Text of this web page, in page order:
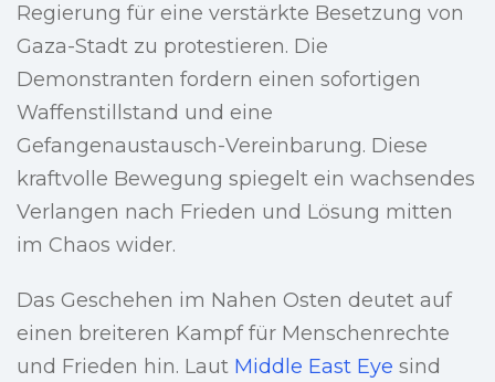
Regierung für eine verstärkte Besetzung von
Gaza-Stadt zu protestieren. Die
Demonstranten fordern einen sofortigen
Waffenstillstand und eine
Gefangenaustausch-Vereinbarung. Diese
kraftvolle Bewegung spiegelt ein wachsendes
Verlangen nach Frieden und Lösung mitten
im Chaos wider.
Das Geschehen im Nahen Osten deutet auf
einen breiteren Kampf für Menschenrechte
und Frieden hin. Laut Middle East Eye sind